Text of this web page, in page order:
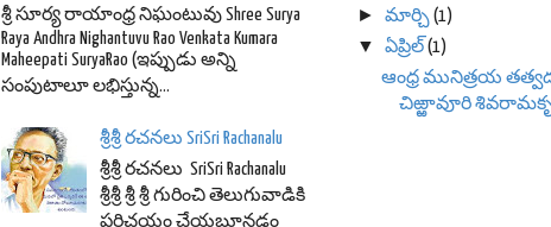
శ్రీ సూర్య రాయాంధ్ర నిఘంటువు Shree Surya
Raya Andhra Nighantuvu Rao Venkata Kumara
Maheepati SuryaRao (ఇప్పుడు అన్ని
సంపుటాలూ లభిస్తున్న...
శ్రీశ్రీ రచనలు SriSri Rachanalu
శ్రీశ్రీ రచనలు SriSri Rachanalu
శ్రీశ్రీ శ్రీ శ్రీ గురించి తెలుగువాడికి
పరిచయం చేయబూనడం
►మార్చి (1)
▼ ఏప్రిల్ (1)
ఆంధ్ర మునిత్రయ
చిఱ్ఱావూరి